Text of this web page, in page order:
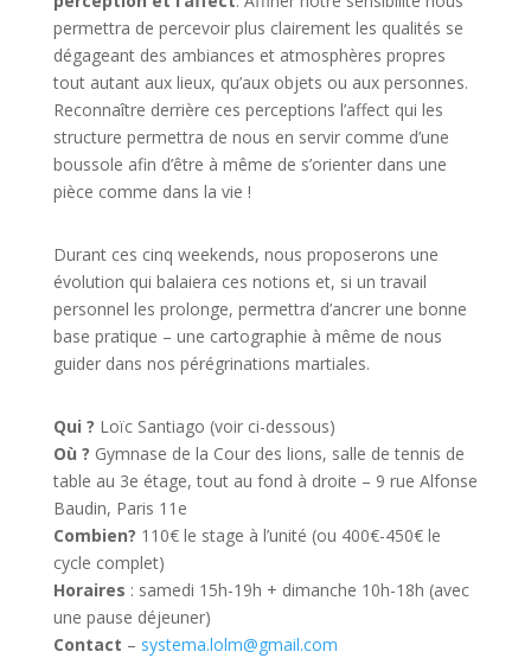
permettra de percevoir plus clairement les qualités se
dégageant des ambiances et atmosphères propres
tout autant aux lieux, qu’aux objets ou aux personnes.
Reconnaître derrière ces perceptions l’affect qui les
structure permettra de nous en servir comme d’une
boussole afin d’être à même de s’orienter dans une
pièce comme dans la vie !
Durant ces cinq weekends, nous proposerons une
évolution qui balaiera ces notions et, si un travail
personnel les prolonge, permettra d’ancrer une bonne
base pratique – une cartographie à même de nous
guider dans nos pérégrinations martiales.
Qui ? Loïc Santiago (voir ci-dessous)
Où ? Gymnase de la Cour des lions, salle de tennis de
table au 3e étage, tout au fond à droite – 9 rue Alfonse
Baudin, Paris 11e
Combien? 110€ le stage à l’unité (ou 400€-450€ le
cycle complet)
Horaires : samedi 15h-19h + dimanche 10h-18h (avec
une pause déjeuner)
Contact – systema.lolm@gmail.com